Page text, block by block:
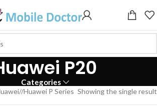
P20
Categories
/ Huawei P Series Showing the single result